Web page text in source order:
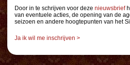
Door in te schrijven voor deze nieuwsbrief
van eventuele acties, de opening van de
seizoen en andere hoogtepunten van het
Ja ik wil me inschrijven >